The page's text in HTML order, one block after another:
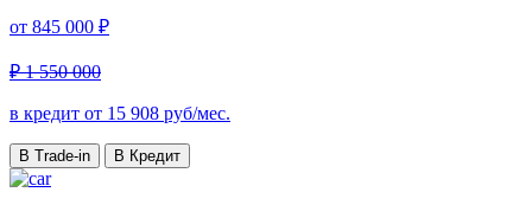
от 845 000 ₽
₽ 1 550 000
в кредит от 15 908 руб/мес.
В Trade-in В Кредит